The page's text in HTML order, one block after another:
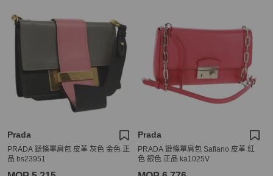
Prada
PRADA 鏈條單肩包 皮革 灰色 金色 正
品 bs23951
Prada
PRADA 鏈條單肩包 Safiano 皮革 紅
色 銀色 正品 ka1025V